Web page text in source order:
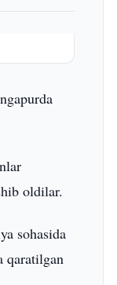
oldilar.
sohasida
qaratilgan